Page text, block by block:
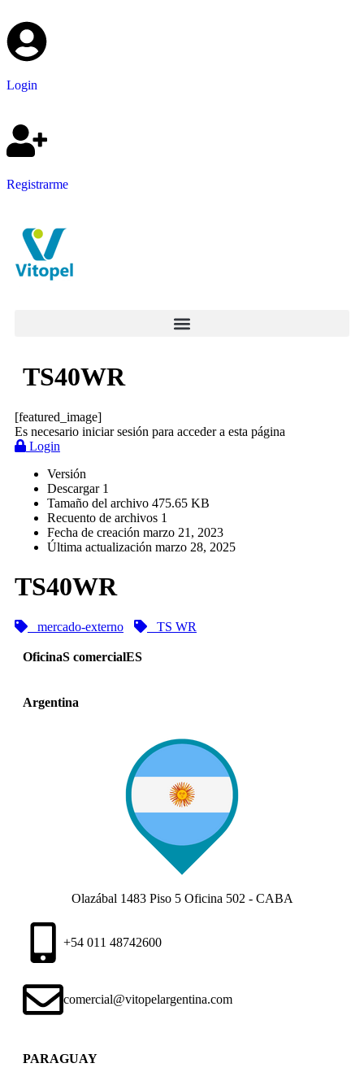
Login
Registrarme
TS40WR
[featured_image]
Es necesario iniciar sesión para acceder a esta página
Login
Versión
Descargar 1
Tamaño del archivo 475.65 KB
Recuento de archivos 1
Fecha de creación marzo 21, 2023
Última actualización marzo 28, 2025
TS40WR
mercado-externo TS WR
OficinaS comercialES
Argentina
Olazábal 1483 Piso 5 Oficina 502 - CABA
+54 011 48742600​
comercial@vitopelargentina.com​
PARAGUAY